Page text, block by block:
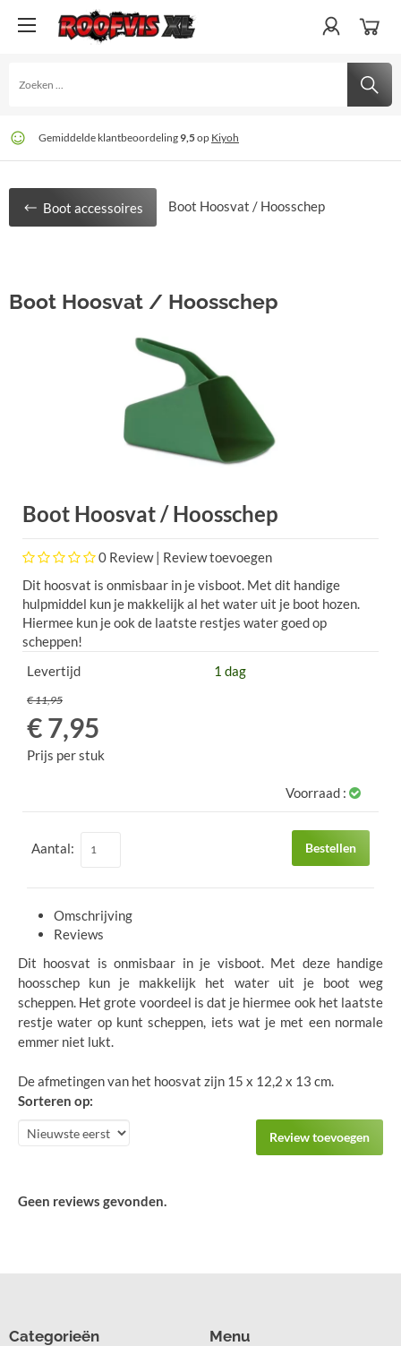
Gratisverzendingbij € 75
60 dagenretour. Niet goed? Geld terug
Gemiddelde klantbeoordeling9,5op Kiyoh
Boot accessoires Boot Hoosvat / Hoosschep
Boot Hoosvat / Hoosschep
Boot Hoosvat / Hoosschep
0 Review | Review toevoegen
Dit hoosvat is onmisbaar in je visboot. Met dit handige
hulpmiddel kun je makkelijk al het water uit je boot hozen.
Hiermee kun je ook de laatste restjes water goed op
scheppen!
Levertijd
1 dag
€ 11,95
€ 7,95
Prijs per stuk
Voorraad :
Aantal: Bestellen
Omschrijving
Reviews
Dit hoosvat is onmisbaar in je visboot. Met deze handige
hoosschep kun je makkelijk het water uit je boot weg
scheppen. Het grote voordeel is dat je hiermee ook het laatste
restje water op kunt scheppen, iets wat je met een normale
emmer niet lukt.
De afmetingen van het hoosvat zijn 15 x 12,2 x 13 cm.
Sorteren op:
Review toevoegen
Geen reviews gevonden.
Categorieën Menu